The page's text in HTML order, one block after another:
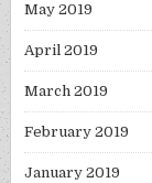
May 2019
April 2019
March 2019
February 2019
January 2019